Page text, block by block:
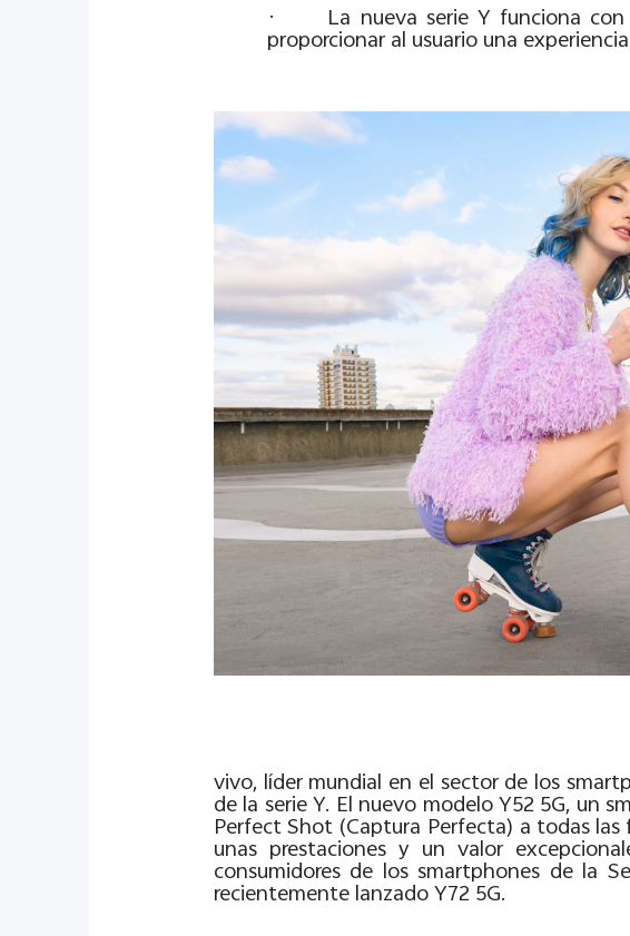
·
La nueva serie Y funciona
proporcionar al usuario una
vivo, líder mundial en el sector de los
de la serie Y. El nuevo modelo Y52 5G, un
Perfect Shot (Captura Perfecta) a todas las
unas prestaciones y un valor
consumidores de los smartphones de la
recientemente lanzado Y72 5G.